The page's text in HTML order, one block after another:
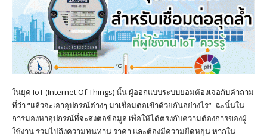
ในยุค IoT (Internet Of Things) นั้น ผู้ออกแบบระบบย่อมต้องเจอกับคำถาม
ที่ว่า “แล้วจะเอาอุปกรณ์ต่างๆ มาเชื่อมต่อเข้าด้วยกันอย่างไร” ฉะนั้นใน
การมองหาอุปกรณ์ที่จะส่งต่อข้อมูล เพื่อให้ได้ตรงกับความต้องการของผู้
ใช้งาน รวมไปถึงความทนทาน ราคา และต้องมีความยืดหยุ่น หากใน